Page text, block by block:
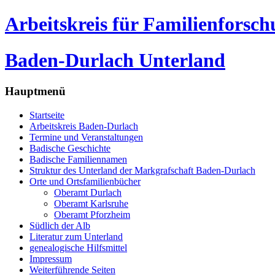
Arbeitskreis für
Baden-Durlach Unterland
Hauptmenü
Startseite
Arbeitskreis Baden-Durlach
Termine und Veranstaltungen
Badische Geschichte
Badische Familiennamen
Struktur des Unterland der Markgrafschaft Baden-Durlach
Orte und Ortsfamilienbücher
Oberamt Durlach
Oberamt Karlsruhe
Oberamt Pforzheim
Südlich der Alb
Literatur zum Unterland
genealogische Hilfsmittel
Impressum
Weiterführende Seiten